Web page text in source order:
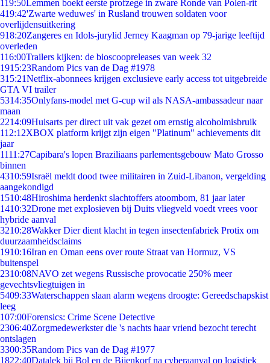
119:50Lemmen boekt eerste profzege in zware Ronde van Polen-rit
419:42'Zwarte weduwes' in Rusland trouwen soldaten voor
overlijdensuitkering
918:20Zangeres en Idols-jurylid Jerney Kaagman op 79-jarige leeftijd
overleden
116:00Trailers kijken: de bioscoopreleases van week 32
1915:23Random Pics van de Dag #1978
315:21Netflix-abonnees krijgen exclusieve early access tot uitgebreide
GTA VI trailer
5314:35Onlyfans-model met G-cup wil als NASA-ambassadeur naar
maan
2214:09Huisarts per direct uit vak gezet om ernstig alcoholmisbruik
112:12XBOX platform krijgt zijn eigen "Platinum" achievements dit
jaar
1111:27Capibara's lopen Braziliaans parlementsgebouw Mato Grosso
binnen
4310:59Israël meldt dood twee militairen in Zuid-Libanon, vergelding
aangekondigd
1510:48Hiroshima herdenkt slachtoffers atoombom, 81 jaar later
1410:32Drone met explosieven bij Duits vliegveld voedt vrees voor
hybride aanval
3210:28Wakker Dier dient klacht in tegen insectenfabriek Protix om
duurzaamheidsclaims
1910:16Iran en Oman eens over route Straat van Hormuz, VS
buitenspel
2310:08NAVO zet wegens Russische provocatie 250% meer
gevechtsvliegtuigen in
5409:33Waterschappen slaan alarm wegens droogte: Gereedschapskist
leeg
107:00Forensics: Crime Scene Detective
2306:40Zorgmedewerkster die 's nachts haar vriend bezocht terecht
ontslagen
3300:35Random Pics van de Dag #1977
1822:40Datalek bij Bol en de Bijenkorf na cyberaanval op logistiek